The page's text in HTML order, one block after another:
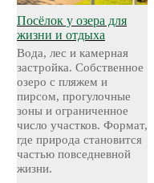
Посёлок у озера для
жизни и отдыха
Вода, лес и камерная
застройка. Собственное
озеро с пляжем и
пирсом, прогулочные
зоны и ограниченное
число участков. Формат,
где природа становится
частью повседневной
жизни.